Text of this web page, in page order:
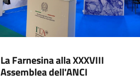
La Farnesina alla XXXVIII
Assemblea dell'ANCI